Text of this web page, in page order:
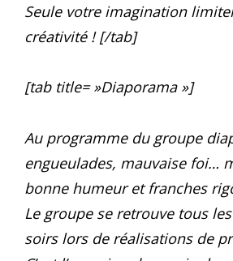
Seule votre imagination
créativité ! [/tab]
[tab title= »Diaporama »]
Au programme du groupe
engueulades, mauvaise foi…
bonne humeur et franches
Le groupe se retrouve tous
soirs lors de réalisations de